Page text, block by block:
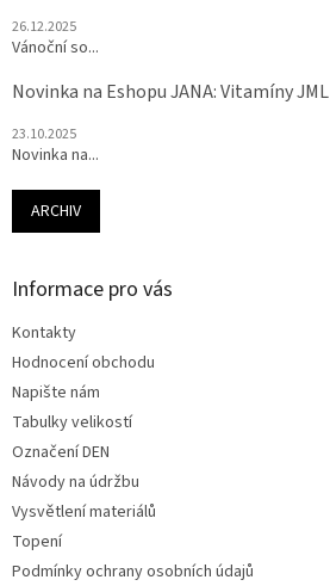
26.12.2025
Vánoční so...
Novinka na Eshopu JANA: Vitamíny JML
23.10.2025
Novinka na...
ARCHIV
Informace pro vás
Kontakty
Hodnocení obchodu
Napište nám
Tabulky velikostí
Označení DEN
Návody na údržbu
Vysvětlení materiálů
Topení
Podmínky ochrany osobních údajů